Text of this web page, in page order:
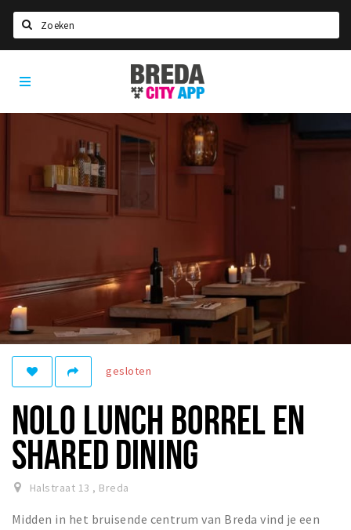
Home
Agenda
Party pics
Nieuws, interviews & blogs
Slapen
Recreatief
Winkels
Winkelgebieden
Bezienswaardigheden
Musea, theaters & podia
Uitjes & activiteiten
Toeristische routes
Breda
City
App
gesloten
NOLO LUNCH BORREL EN
SHARED DINING
Halstraat 13 , Breda
Midden in het bruisende centrum van Breda vind je een